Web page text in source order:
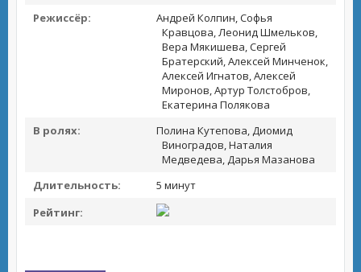
Режиссёр:
Андрей Колпин, Софья
Кравцова, Леонид Шмельков,
Вера Мякишева, Сергей
Братерский, Алексей Минченок,
Алексей Игнатов, Алексей
Миронов, Артур Толстобров,
Екатерина Полякова
В ролях:
Полина Кутепова, Диомид
Виноградов, Наталия
Медведева, Дарья Мазанова
Длительность:
5 минут
Рейтинг: